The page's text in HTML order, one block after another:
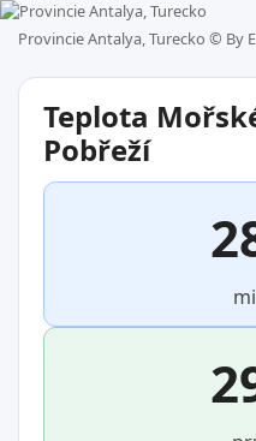
Provincie Antalya, Turecko © By
Teplota
Pobřeží